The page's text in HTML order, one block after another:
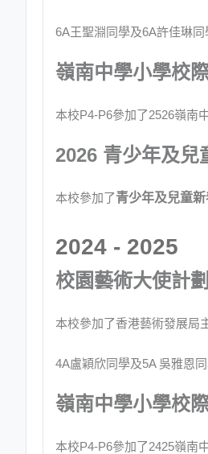
6A王聖淵同學及6A許佳琳
嶺南中學小學校
本校P4-P6參加了2526嶺南
2026 青少年及兒
本校參加了青少年及兒童
2024 - 2025
校園藝術大使計劃
本校參加了香港藝術發展局
4A盧穎欣同學及5A 吳雅恩
嶺南中學小學校
本校P4-P6參加了2425嶺南